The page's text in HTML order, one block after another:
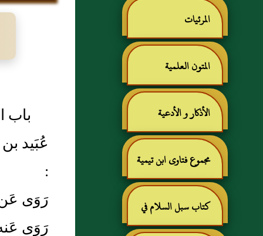
المرئيات
المتون العلمية
الأذكار و الأدعية
مجموع فتاوى ابن تيمية
كتاب سبل السلام في
باب
عُبَيد
:
رَوَى
رَوَى